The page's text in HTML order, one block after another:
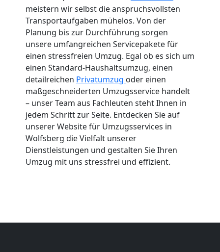
meistern wir selbst die anspruchsvollsten
Transportaufgaben mühelos. Von der
Planung bis zur Durchführung sorgen
unsere umfangreichen Servicepakete für
einen stressfreien Umzug. Egal ob es sich um
einen Standard-Haushaltsumzug, einen
detailreichen Privatumzug oder einen
maßgeschneiderten Umzugsservice handelt
– unser Team aus Fachleuten steht Ihnen in
jedem Schritt zur Seite. Entdecken Sie auf
unserer Website für Umzugsservices in
Wolfsberg die Vielfalt unserer
Dienstleistungen und gestalten Sie Ihren
Umzug mit uns stressfrei und effizient.